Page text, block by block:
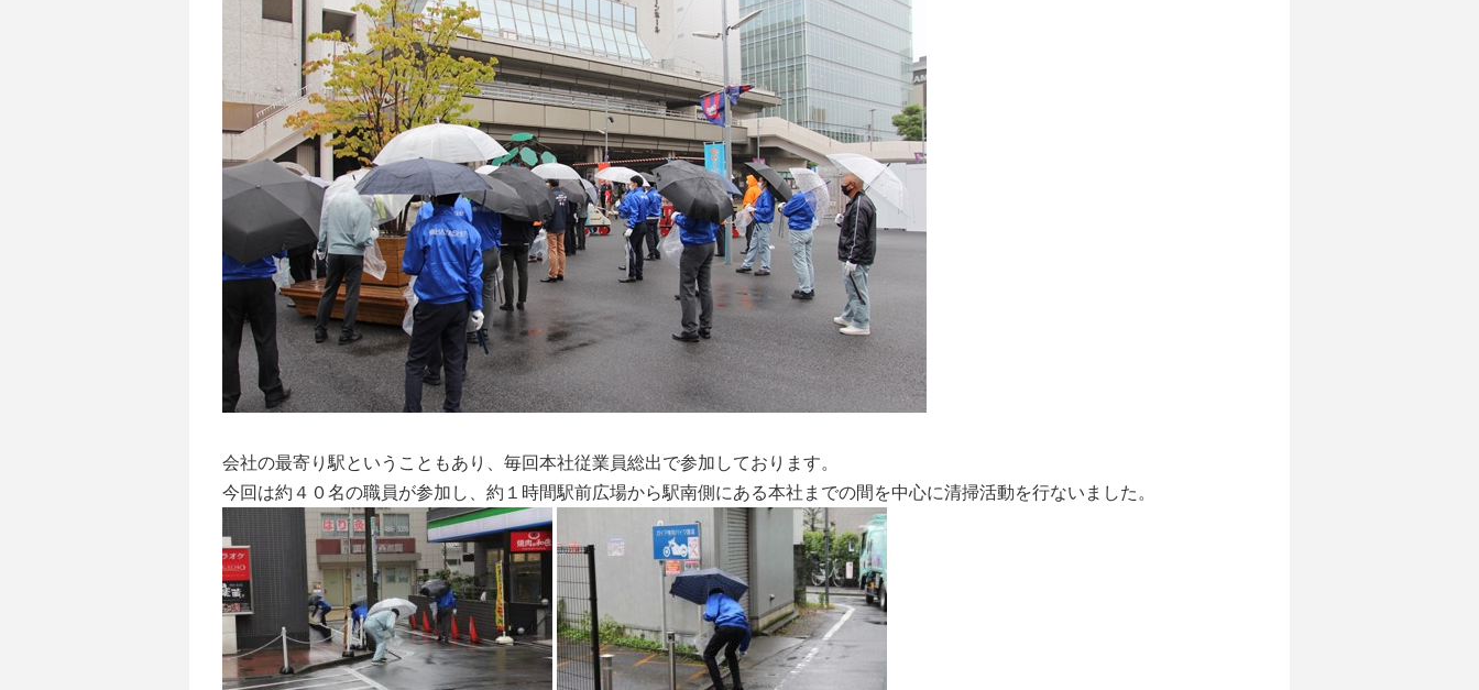
会社の最寄り駅ということもあり、毎回本社従業員総出で参加しております。
今回は約４０名の職員が参加し、約１時間駅前広場から駅南側にある本社までの間を中心に清掃活動を行ないました。